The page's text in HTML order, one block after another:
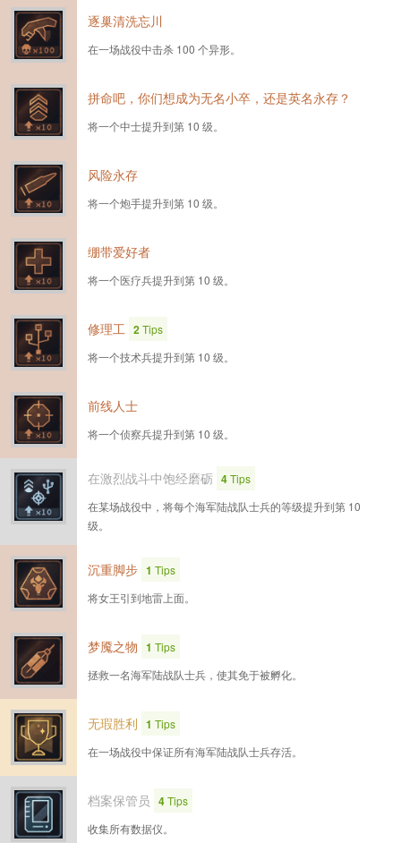
逐巢清洗忘川
在一场战役中击杀 100 个异形。
拼命吧，你们想成为无名小卒，还是英名永存？
将一个中士提升到第 10 级。
风险永存
将一个炮手提升到第 10 级。
绷带爱好者
将一个医疗兵提升到第 10 级。
修理工 2Tips
将一个技术兵提升到第 10 级。
前线人士
将一个侦察兵提升到第 10 级。
在激烈战斗中饱经磨砺 4Tips
在某场战役中，将每个海军陆战队士兵的等级提升到第 10
级。
沉重脚步 1 Tips
将女王引到地雷上面。
梦魇之物 1 Tips
拯救一名海军陆战队士兵，使其免于被孵化。
无瑕胜利 1 Tips
在一场战役中保证所有海军陆战队士兵存活。
档案保管员 4Tips
收集所有数据仪。